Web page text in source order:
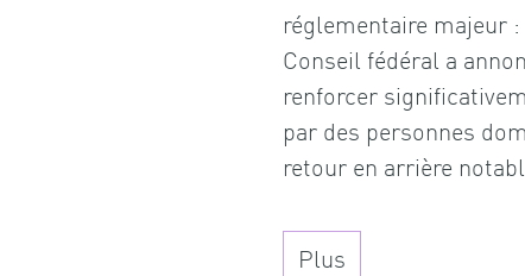
réglementaire majeur
Conseil fédéral a
renforcer
par des personnes
retour en arrière
Plus